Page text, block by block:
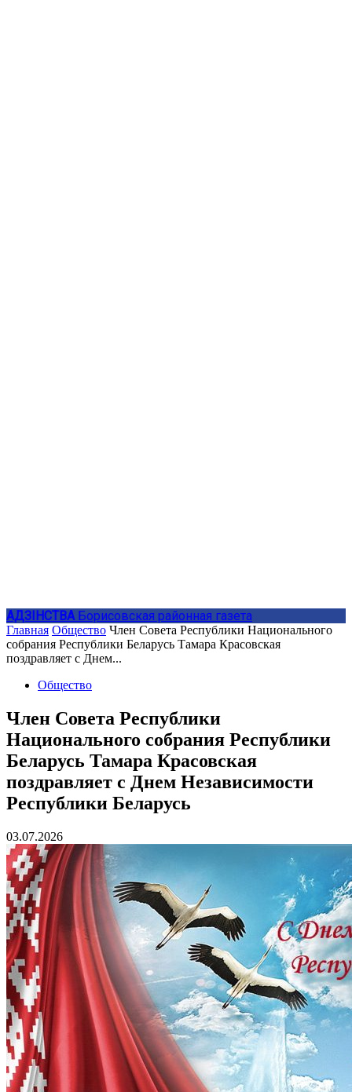
АДЗIНСТВА Борисовская районная газета
Главная Общество Член Совета Республики Национального
собрания Республики Беларусь Тамара Красовская
поздравляет с Днем...
Общество
Член Совета Республики
Национального собрания Республики
Беларусь Тамара Красовская
поздравляет с Днем Независимости
Республики Беларусь
03.07.2026